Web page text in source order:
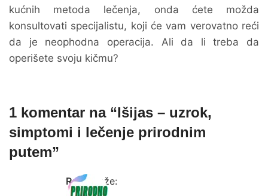
kućnih metoda lečenja, onda ćete možda
konsultovati specijalistu, koji će vam verovatno reći
da je neophodna operacija. Ali da li treba da
operišete svoju kičmu?
1 komentar na “Išijas – uzrok,
simptomi i lečenje prirodnim
putem”
Rade
kaže: